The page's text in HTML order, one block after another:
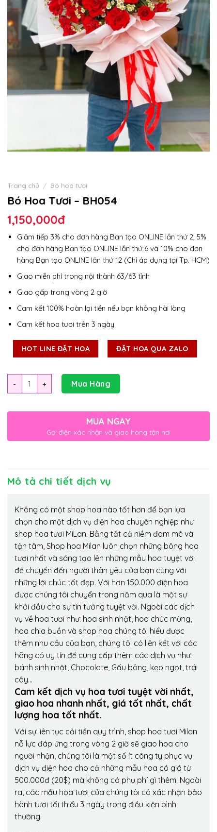
Trang chủ / Bó hoa tươi
Bó Hoa Tươi – BH054
1,150,000đ
Giảm tiếp 3% cho đơn hàng Bạn tạo ONLINE lần thứ 2, 5%
cho đơn hàng Bạn tạo ONLINE lần thứ 6 và 10% cho đơn
hàng Bạn tạo ONLINE lần thứ 12 (Chỉ áp dụng tại Tp. HCM)
Giao miễn phí trong nội thành 63/63 tỉnh
Giao gấp trong vòng 2 giờ
Cam kết 100% hoàn lại tiền nếu bạn không hài lòng
Cam kết hoa tươi trên 3 ngày
HOT LINE ĐẶT HOA ĐẶT HOA QUA ZALO
Số lượng Mua Hàng
MUA NGAY
Gọi điện xác nhận và giao hàng tận nơi
Mô tả chi tiết dịch vụ
Không có một shop hoa nào tốt hơn để bạn lựa
chọn cho một dịch vụ điện hoa chuyên nghiệp như
shop hoa tươi MiLan. Bằng tất cả niềm đam mê và
tận tâm, Shop hoa Milan luôn chọn những bông hoa
tươi nhất và sáng tạo lên những mẫu hoa tuyệt vời
để chuyển đến người thân yêu của bạn cùng với
những lời chúc tốt đẹp. Với hơn 150.000 điện hoa
được chúng tôi chuyển trong năm qua là một sự
khởi đầu cho sự tin tưởng tuyệt vời. Ngoài các dịch
vụ về hoa tươi như: hoa sinh nhật, hoa chúc mừng,
hoa chia buồn và shop hoa chúng tôi hiểu được
thêm nhu cầu của bạn, chúng tôi có liên kết với các
hãng có uy tín để cung cấp thêm các dịch vụ như:
bánh sinh nhật, Chocolate, Gấu bông, kẹo ngọt, trái
cây…
Cam kết dịch vụ hoa tươi tuyệt vời nhất,
giao hoa nhanh nhất, giá tốt nhất, chất
lượng hoa tốt nhất.
Với sự liên tục cải tiến quy trình, shop hoa tươi Milan
nỗ lực đáp ứng trong vòng 2 giờ sẽ giao hoa cho
người nhận, chúng tôi là một số ít công ty phục vụ
dịch vụ điện hoa cho cả những mẫu hoa có giá từ
500.000đ (20$) mà không có phụ phí gì thêm. Ngoài
ra, các mẫu hoa tươi của chúng tôi có xác nhận bảo
hành tươi tối thiểu 3 ngày trong điều kiện bình
thường.